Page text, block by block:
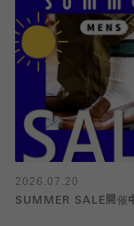
2026.07.20
SUMMER SALE開催中